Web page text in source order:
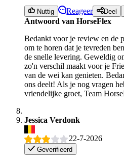
Nuttig Reageer Deel
Antwoord van HorseFlex
Bedankt voor je review en de
om te horen dat je tevreden
de snelle levering. Geweldig
zo'n verschil maakt voor je
van de wei kan genieten.
ons deelt! Als je nog vragen
vriendelijke groet, Team
Jessica Verdonk
22-7-2026
Geverifieerd